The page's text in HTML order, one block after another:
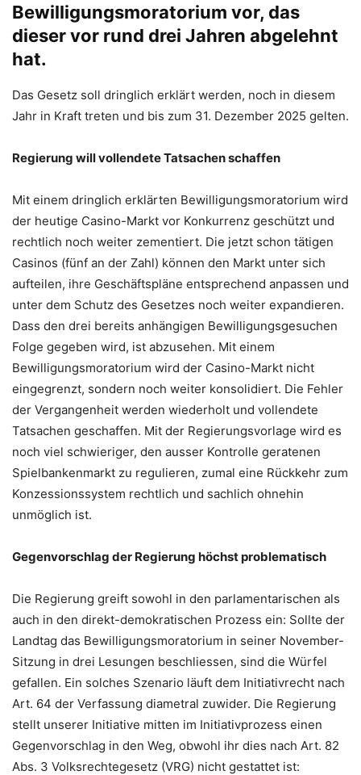
Bewilligungsmoratorium vor, das
dieser vor rund drei Jahren abgelehnt
hat.
Das Gesetz soll dringlich erklärt werden, noch in diesem
Jahr in Kraft treten und bis zum 31. Dezember 2025 gelten.
Regierung will vollendete Tatsachen schaffen
Mit einem dringlich erklärten Bewilligungsmoratorium wird
der heutige Casino-Markt vor Konkurrenz geschützt und
rechtlich noch weiter zementiert. Die jetzt schon tätigen
Casinos (fünf an der Zahl) können den Markt unter sich
aufteilen, ihre Geschäftspläne entsprechend anpassen und
unter dem Schutz des Gesetzes noch weiter expandieren.
Dass den drei bereits anhängigen Bewilligungsgesuchen
Folge gegeben wird, ist abzusehen. Mit einem
Bewilligungsmoratorium wird der Casino-Markt nicht
eingegrenzt, sondern noch weiter konsolidiert. Die Fehler
der Vergangenheit werden wiederholt und vollendete
Tatsachen geschaffen. Mit der Regierungsvorlage wird es
noch viel schwieriger, den ausser Kontrolle geratenen
Spielbankenmarkt zu regulieren, zumal eine Rückkehr zum
Konzessionssystem rechtlich und sachlich ohnehin
unmöglich ist.
Gegenvorschlag der Regierung höchst problematisch
Die Regierung greift sowohl in den parlamentarischen als
auch in den direkt-demokratischen Prozess ein: Sollte der
Landtag das Bewilligungsmoratorium in seiner November-
Sitzung in drei Lesungen beschliessen, sind die Würfel
gefallen. Ein solches Szenario läuft dem Initiativrecht nach
Art. 64 der Verfassung diametral zuwider. Die Regierung
stellt unserer Initiative mitten im Initiativprozess einen
Gegenvorschlag in den Weg, obwohl ihr dies nach Art. 82
Abs. 3 Volksrechtegesetz (VRG) nicht gestattet ist: